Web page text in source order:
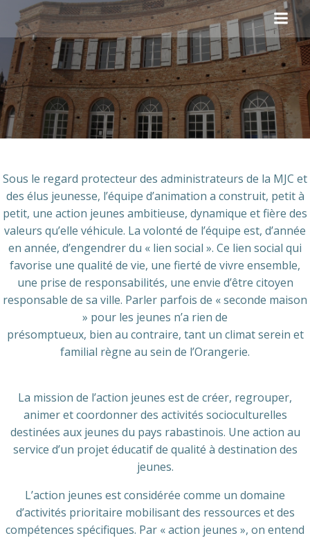
Aller
au
contenu
Sous le regard protecteur des administrateurs de la MJC et
des élus jeunesse, l’équipe d’animation a construit, petit à
petit, une action jeunes ambitieuse, dynamique et fière des
valeurs qu’elle véhicule. La volonté de l’équipe est, d’année
en année, d’engendrer du « lien social ». Ce lien social qui
favorise une qualité de vie, une fierté de vivre ensemble,
une prise de responsabilités, une envie d’être citoyen
responsable de sa ville. Parler parfois de « seconde maison
» pour les jeunes n’a rien de
présomptueux, bien au contraire, tant un climat serein et
familial règne au sein de l’Orangerie.
La mission de l’action jeunes est de créer, regrouper,
animer et coordonner des activités socioculturelles
destinées aux jeunes du pays rabastinois. Une action au
service d’un projet éducatif de qualité à destination des
jeunes.
L’action jeunes est considérée comme un domaine
d’activités prioritaire mobilisant des ressources et des
compétences spécifiques. Par « action jeunes », on entend